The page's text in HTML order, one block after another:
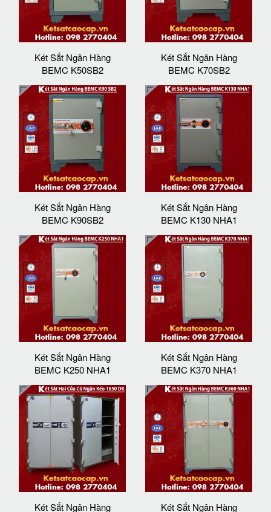
Két Sắt Ngân Hàng
BEMC K50SB2
Két Sắt Ngân Hàng
BEMC K70SB2
Két Sắt Ngân Hàng
BEMC K90SB2
Két Sắt Ngân Hàng
BEMC K130 NHA1
Két Sắt Ngân Hàng
BEMC K250 NHA1
Két Sắt Ngân Hàng
BEMC K370 NHA1
Két Sắt Ngân Hàng
Két Sắt Ngân Hàng